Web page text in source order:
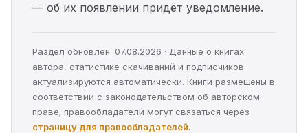
— об их появлении придёт уведомление.
Раздел обновлён: 07.08.2026 · Данные о книгах
автора, статистике скачиваний и подписчиков
актуализируются автоматически. Книги размещены в
соответствии с законодательством об авторском
праве; правообладатели могут связаться через
страницу для правообладателей.